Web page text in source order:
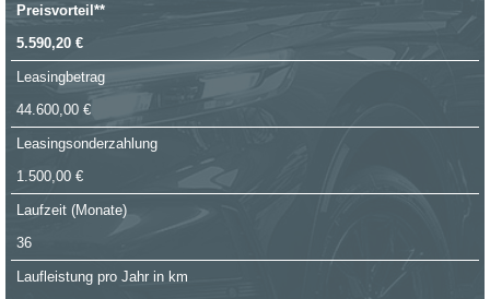
Preisvorteil**
5.590,20 €
Leasingbetrag
44.600,00 €
Leasingsonderzahlung
1.500,00 €
Laufzeit (Monate)
36
Laufleistung pro Jahr in km